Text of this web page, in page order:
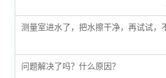
测量室进水了，把水擦干净，再试试，
问题解决了吗？什么原因？